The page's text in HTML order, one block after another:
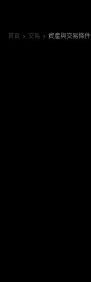
首頁 交易 資產與交易條件